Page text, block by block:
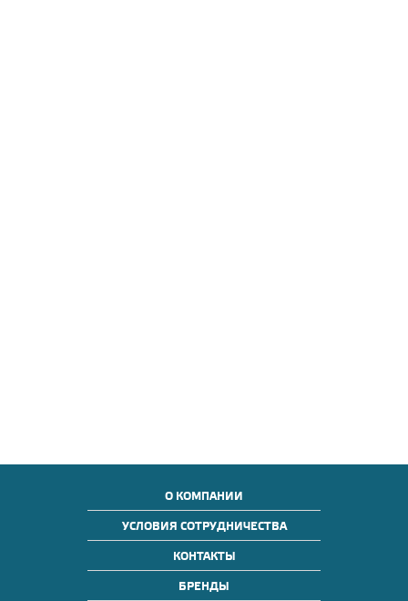
О КОМПАНИИ
УСЛОВИЯ СОТРУДНИЧЕСТВА
КОНТАКТЫ
БРЕНДЫ